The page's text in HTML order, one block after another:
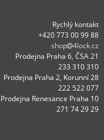
Rychlý kontakt
+420 773 00 99 88
shop
4lock.cz
Prodejna Praha 6, ČSA 21
233 310 310
Prodejna Praha 2, Korunní 28
222 522 077
Prodejna Renesance Praha 10
271 74 29 29